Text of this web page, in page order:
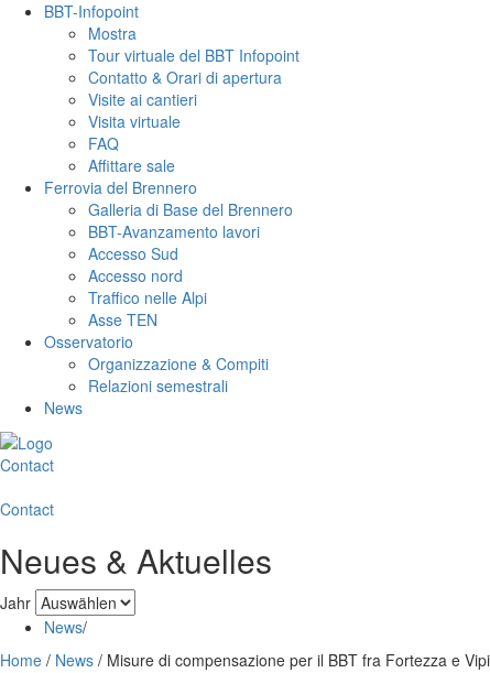
BBT-Infopoint
Mostra
Tour virtuale del BBT Infopoint
Contatto & Orari di apertura
Visite ai cantieri
Visita virtuale
FAQ
Affittare sale
Ferrovia del Brennero
Galleria di Base del Brennero
BBT-Avanzamento lavori
Accesso Sud
Accesso nord
Traffico nelle Alpi
Asse TEN
Osservatorio
Organizzazione & Compiti
Relazioni semestrali
News
Contact
Contact
Neues & Aktuelles
Jahr
News/
Home / News / Misure di compensazione per il BBT fra Fortezza e